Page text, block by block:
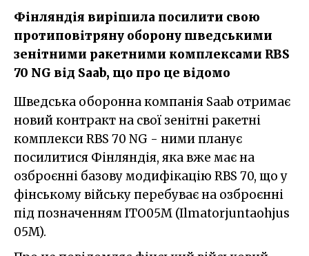
Фінляндія вирішила посилити свою
протиповітряну оборону шведськими
зенітними ракетними комплексами RBS
70 NG від Saab, що про це відомо
Шведська оборонна компанія Saab отримає
новий контракт на свої зенітні ракетні
комплекси RBS 70 NG - ними планує
посилитися Фінляндія, яка вже має на
озброєнні базову модифікацію RBS 70, що у
фінському війську перебуває на озброєнні
під позначенням ITO05M (Ilmatorjuntaohjus
05M).